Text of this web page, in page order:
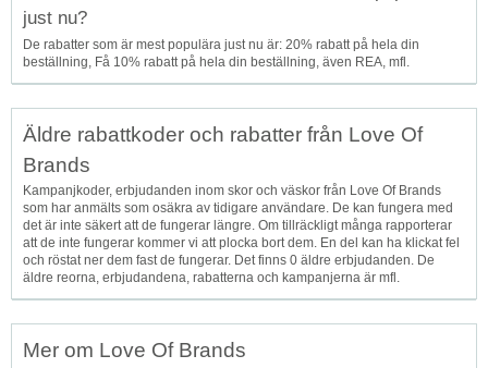
just nu?
De rabatter som är mest populära just nu är: 20% rabatt på hela din
beställning, Få 10% rabatt på hela din beställning, även REA, mfl.
Äldre rabattkoder och rabatter från Love Of
Brands
Kampanjkoder, erbjudanden inom skor och väskor från Love Of Brands
som har anmälts som osäkra av tidigare användare. De kan fungera med
det är inte säkert att de fungerar längre. Om tillräckligt många rapporterar
att de inte fungerar kommer vi att plocka bort dem. En del kan ha klickat fel
och röstat ner dem fast de fungerar. Det finns 0 äldre erbjudanden. De
äldre reorna, erbjudandena, rabatterna och kampanjerna är mfl.
Mer om Love Of Brands